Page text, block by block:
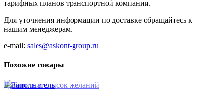
тарифных планов транспортной компании.
Для уточнения информации по доставке обращайтесь к
нашим менеджерам.
e-mail: sales@askont-group.ru
Похожие товары
Добавить в список желаний